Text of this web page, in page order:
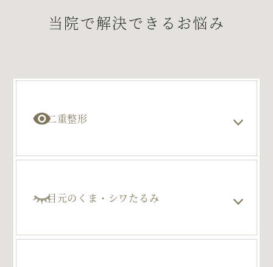
当院で解決できるお悩み
二重整形
目元のくま・シワたるみ